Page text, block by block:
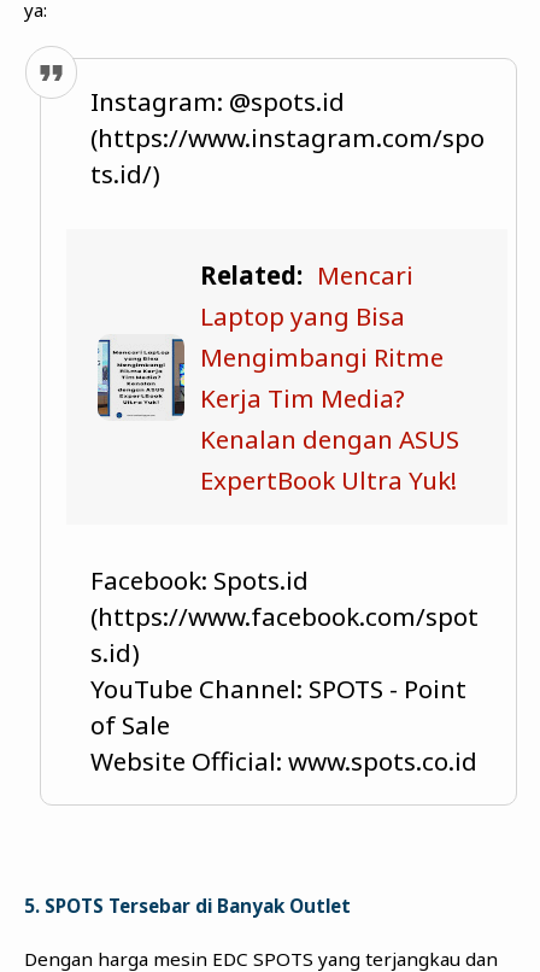
ya:
Instagram: @spots.id
(https://www.instagram.com/spo
ts.id/)
Related: Mencari
Laptop yang Bisa
Mengimbangi Ritme
Kerja Tim Media?
Kenalan dengan ASUS
ExpertBook Ultra Yuk!
Facebook: Spots.id
(https://www.facebook.com/spot
s.id)
YouTube Channel: SPOTS - Point
of Sale
Website Official: www.spots.co.id
5. SPOTS Tersebar di Banyak Outlet
Dengan harga mesin EDC SPOTS yang terjangkau dan